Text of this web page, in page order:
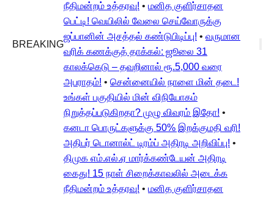
BREAKING
நீதிமன்றம் உத்தரவு! • மனித குளிர்சாதன
பெட்டி! வெயிலில் வேலை செய்வோருக்கு
ஜப்பானின் அசத்தல் கண்டுபிடிப்பு! • வருமான
வரிக் கணக்குத் தாக்கல்: ஜூலை 31
காலக்கெடு – தவறினால் ரூ.5,000 வரை
அபராதம்! • சென்னையில் நாளை மின் தடை!
உங்கள் பகுதியில் மின் விநியோகம்
நிறுத்தப்படுகிறதா? முழு விவரம் இதோ! •
கனடா பொருட்களுக்கு 50% இறக்குமதி வரி!
அதிபர் டொனால்ட் டிரம்ப் அதிரடி அறிவிப்பு! •
திமுக எம்.எல்.ஏ மார்க்கண்டேயன் அதிரடி
கைது! 15 நாள் சிறைக்காவலில் அடைக்க
நீதிமன்றம் உத்தரவு! • மனித குளிர்சாதன